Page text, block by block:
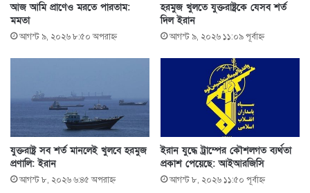
আজ আমি প্রাণেও মরতে পারতাম:
মমতা
আগস্ট ৯, ২০২৬ ৮:৫০ অপরাহ্ণ
হরমুজ খুলতে যুক্তরাষ্ট্রকে যেসব শর্ত
দিল ইরান
আগস্ট ৯, ২০২৬ ১১:০৯ পূর্বাহ্ণ
যুক্তরাষ্ট্র সব শর্ত মানলেই খুলবে হরমুজ
প্রণালি: ইরান
আগস্ট ৮, ২০২৬ ৬:৪৫ অপরাহ্ণ
ইরান যুদ্ধে ট্রাম্পের কৌশলগত ব্যর্থতা
প্রকাশ পেয়েছে: আইআরজিসি
আগস্ট ৮, ২০২৬ ১১:৫০ পূর্বাহ্ণ